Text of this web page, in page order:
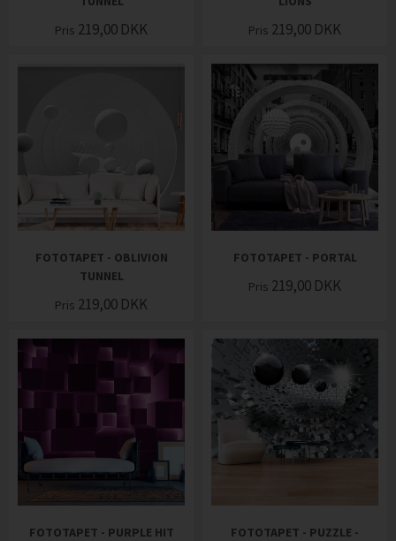
Pris 219,00 DKK
Pris 219,00 DKK
FOTOTAPET - OBLIVION
TUNNEL
Pris 219,00 DKK
FOTOTAPET - PORTAL
Pris 219,00 DKK
FOTOTAPET - PURPLE HIT
FOTOTAPET - PUZZLE -